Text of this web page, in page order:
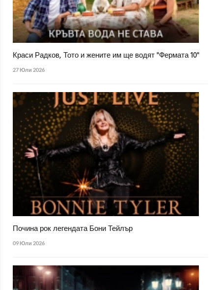
Краси Радков, Тото и жените им ще водят "Фермата 10"
27 Юли 2026
Почина рок легендата Бони Тейлър
09 Юли 2026